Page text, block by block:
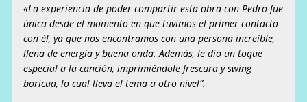
«La experiencia de poder compartir esta obra con Pedro fue
única desde el momento en que tuvimos el primer contacto
con él, ya que nos encontramos con una persona increíble,
llena de energía y buena onda. Además, le dio un toque
especial a la canción, imprimiéndole frescura y swing
boricua, lo cual lleva el tema a otro nivel”.